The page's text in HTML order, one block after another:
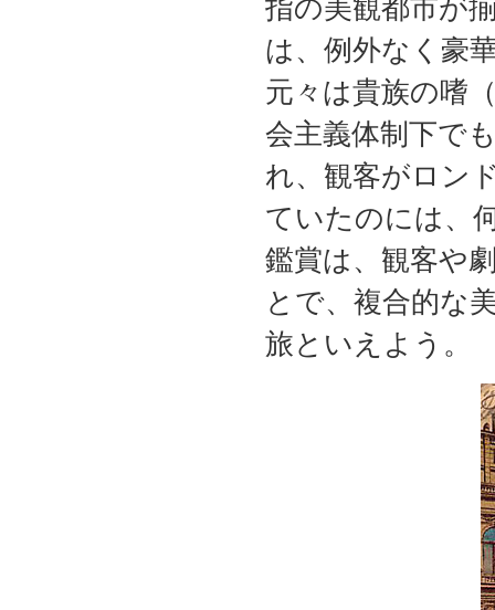
指の美観都市が
は、例外なく豪
元々は貴族の嗜
会主義体制下で
れ、観客がロン
ていたのには、
鑑賞は、観客や
とで、複合的な
旅といえよう。